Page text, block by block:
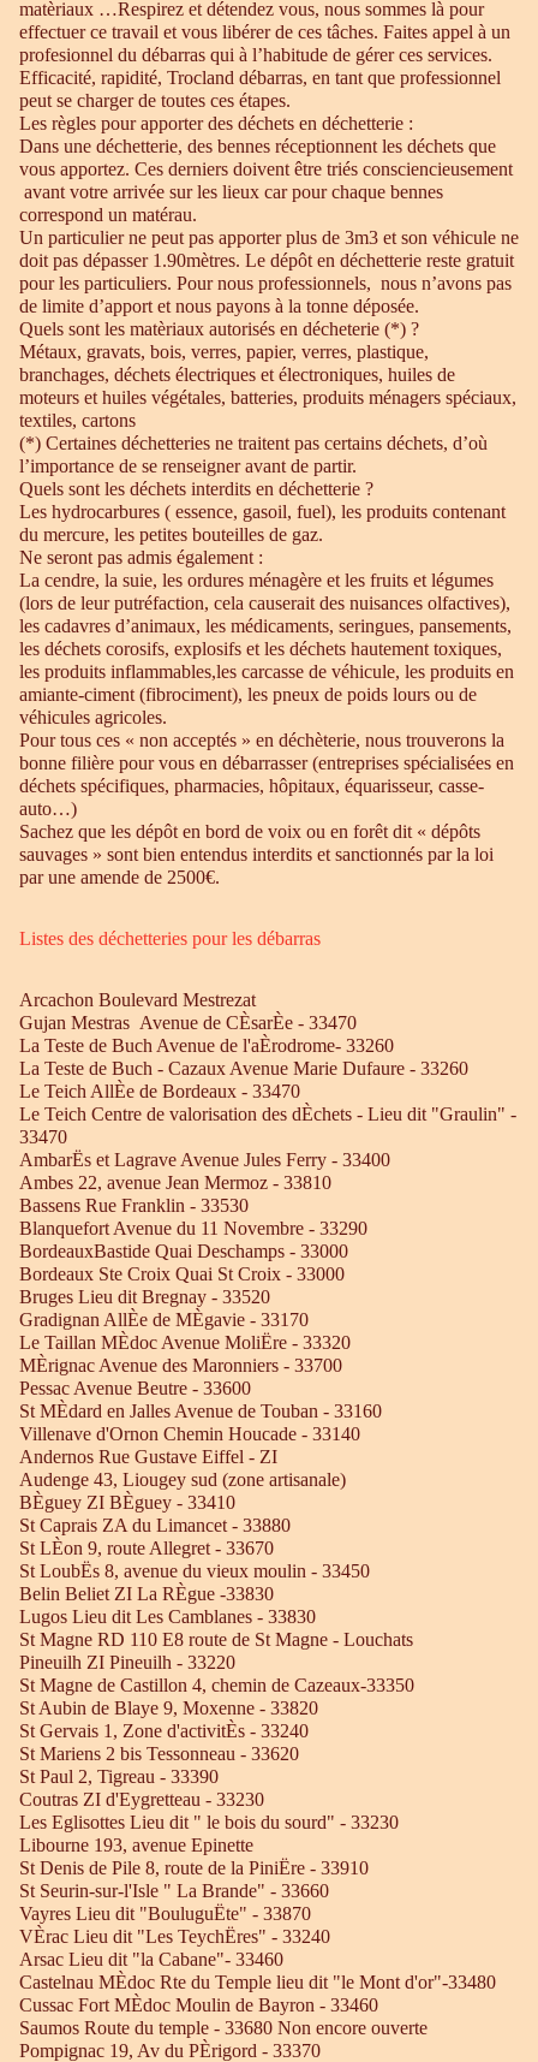
matèriaux …Respirez et détendez vous, nous sommes là pour
effectuer ce travail et vous libérer de ces tâches. Faites appel à un
profesionnel du débarras qui à l’habitude de gérer ces services.
Efficacité, rapidité, Trocland débarras, en tant que professionnel
peut se charger de toutes ces étapes.
Les règles pour apporter des déchets en déchetterie :
Dans une déchetterie, des bennes réceptionnent les déchets que
vous apportez. Ces derniers doivent être triés consciencieusement
avant votre arrivée sur les lieux car pour chaque bennes
correspond un matérau.
Un particulier ne peut pas apporter plus de 3m3 et son véhicule ne
doit pas dépasser 1.90mètres. Le dépôt en déchetterie reste gratuit
pour les particuliers. Pour nous professionnels, nous n’avons pas
de limite d’apport et nous payons à la tonne déposée.
Quels sont les matèriaux autorisés en décheterie (*) ?
Métaux, gravats, bois, verres, papier, verres, plastique,
branchages, déchets électriques et électroniques, huiles de
moteurs et huiles végétales, batteries, produits ménagers spéciaux,
textiles, cartons
(*) Certaines déchetteries ne traitent pas certains déchets, d’où
l’importance de se renseigner avant de partir.
Quels sont les déchets interdits en déchetterie ?
Les hydrocarbures ( essence, gasoil, fuel), les produits contenant
du mercure, les petites bouteilles de gaz.
Ne seront pas admis également :
La cendre, la suie, les ordures ménagère et les fruits et légumes
(lors de leur putréfaction, cela causerait des nuisances olfactives),
les cadavres d’animaux, les médicaments, seringues, pansements,
les déchets corosifs, explosifs et les déchets hautement toxiques,
les produits inflammables,les carcasse de véhicule, les produits en
amiante-ciment (fibrociment), les pneux de poids lours ou de
véhicules agricoles.
Pour tous ces « non acceptés » en déchèterie, nous trouverons la
bonne filière pour vous en débarrasser (entreprises spécialisées en
déchets spécifiques, pharmacies, hôpitaux, équarisseur, casse-
auto…)
Sachez que les dépôt en bord de voix ou en forêt dit « dépôts
sauvages » sont bien entendus interdits et sanctionnés par la loi
par une amende de 2500€.
Listes des déchetteries pour les débarras
Arcachon Boulevard Mestrezat
Gujan Mestras Avenue de CÈsarÈe - 33470
La Teste de Buch Avenue de l'aÈrodrome- 33260
La Teste de Buch - Cazaux Avenue Marie Dufaure - 33260
Le Teich AllÈe de Bordeaux - 33470
Le Teich Centre de valorisation des dÈchets - Lieu dit "Graulin" -
33470
AmbarËs et Lagrave Avenue Jules Ferry - 33400
Ambes 22, avenue Jean Mermoz - 33810
Bassens Rue Franklin - 33530
Blanquefort Avenue du 11 Novembre - 33290
BordeauxBastide Quai Deschamps - 33000
Bordeaux Ste Croix Quai St Croix - 33000
Bruges Lieu dit Bregnay - 33520
Gradignan AllÈe de MÈgavie - 33170
Le Taillan MÈdoc Avenue MoliËre - 33320
MÈrignac Avenue des Maronniers - 33700
Pessac Avenue Beutre - 33600
St MÈdard en Jalles Avenue de Touban - 33160
Villenave d'Ornon Chemin Houcade - 33140
Andernos Rue Gustave Eiffel - ZI
Audenge 43, Liougey sud (zone artisanale)
BÈguey ZI BÈguey - 33410
St Caprais ZA du Limancet - 33880
St LÈon 9, route Allegret - 33670
St LoubËs 8, avenue du vieux moulin - 33450
Belin Beliet ZI La RÈgue -33830
Lugos Lieu dit Les Camblanes - 33830
St Magne RD 110 E8 route de St Magne - Louchats
Pineuilh ZI Pineuilh - 33220
St Magne de Castillon 4, chemin de Cazeaux-33350
St Aubin de Blaye 9, Moxenne - 33820
St Gervais 1, Zone d'activitÈs - 33240
St Mariens 2 bis Tessonneau - 33620
St Paul 2, Tigreau - 33390
Coutras ZI d'Eygretteau - 33230
Les Eglisottes Lieu dit " le bois du sourd" - 33230
Libourne 193, avenue Epinette
St Denis de Pile 8, route de la PiniËre - 33910
St Seurin-sur-l'Isle " La Brande" - 33660
Vayres Lieu dit "BouluguËte" - 33870
VÈrac Lieu dit "Les TeychËres" - 33240
Arsac Lieu dit "la Cabane"- 33460
Castelnau MÈdoc Rte du Temple lieu dit "le Mont d'or"-33480
Cussac Fort MÈdoc Moulin de Bayron - 33460
Saumos Route du temple - 33680 Non encore ouverte
Pompignac 19, Av du PÈrigord - 33370